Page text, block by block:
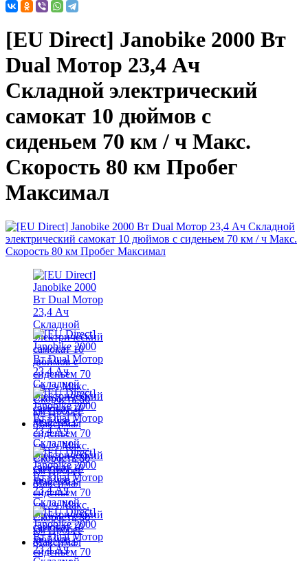
[EU Direct] Janobike 2000 Вт
Dual Мотор 23,4 Ач
Складной электрический
самокат 10 дюймов с
сиденьем 70 км / ч Макс.
Скорость 80 км Пробег
Максимал